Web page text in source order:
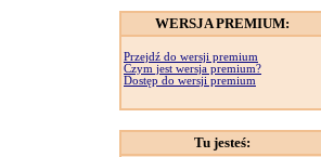
WERSJA PREMIUM:
Przejdź do wersji premium
Czym jest wersja premium?
Dostęp do wersji premium
Tu jesteś: